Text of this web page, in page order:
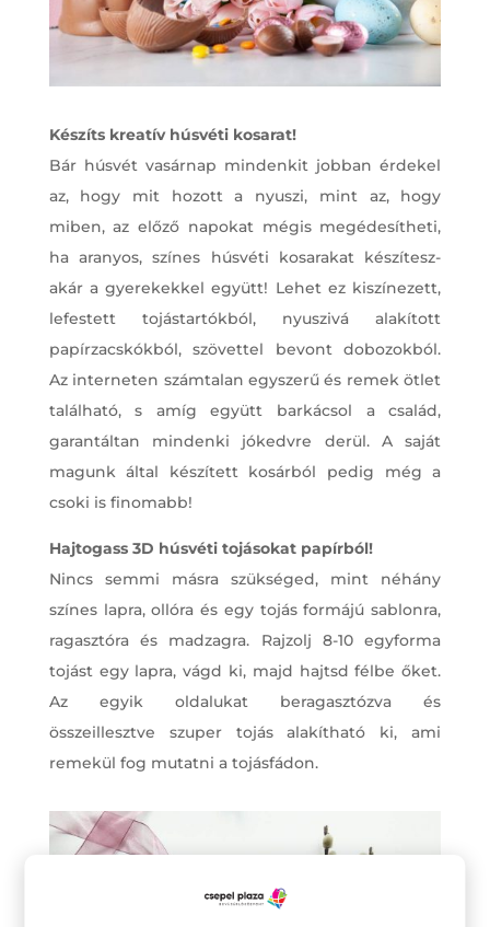
Készíts kreatív húsvéti kosarat!
Bár húsvét vasárnap mindenkit jobban érdekel
az, hogy mit hozott a nyuszi, mint az, hogy
miben, az előző napokat mégis megédesítheti,
ha aranyos, színes húsvéti kosarakat készítesz-
akár a gyerekekkel együtt! Lehet ez kiszínezett,
lefestett tojástartókból, nyuszivá alakított
papírzacskókból, szövettel bevont dobozokból.
Az interneten számtalan egyszerű és remek ötlet
található, s amíg együtt barkácsol a család,
garantáltan mindenki jókedvre derül. A saját
magunk által készített kosárból pedig még a
csoki is finomabb!
Hajtogass 3D húsvéti tojásokat papírból!
Nincs semmi másra szükséged, mint néhány
színes lapra, ollóra és egy tojás formájú sablonra,
ragasztóra és madzagra. Rajzolj 8-10 egyforma
tojást egy lapra, vágd ki, majd hajtsd félbe őket.
Az egyik oldalukat beragasztózva és
összeillesztve szuper tojás alakítható ki, ami
remekül fog mutatni a tojásfádon.